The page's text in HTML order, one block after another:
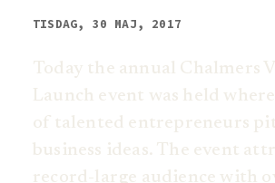
TISDAG, 30 MAJ, 2017
Today the annual Chalmers
Launch event was held
of talented entrepreneurs
business ideas. The event
record-large audience with